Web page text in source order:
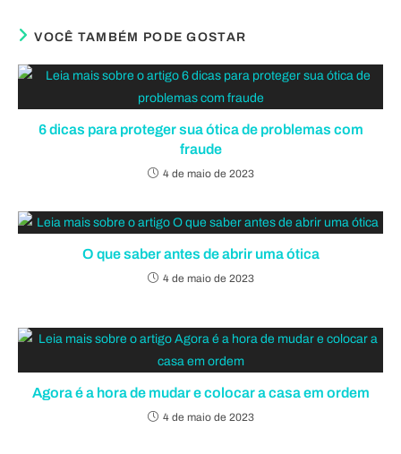
VOCÊ TAMBÉM PODE GOSTAR
6 dicas para proteger sua ótica de problemas com
fraude
4 de maio de 2023
O que saber antes de abrir uma ótica
4 de maio de 2023
Agora é a hora de mudar e colocar a casa em ordem
4 de maio de 2023